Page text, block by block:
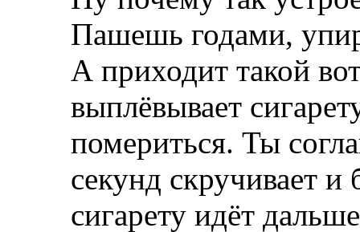
Пашешь годами,
А приходит такой
выплёвывает
помериться. Ты
секунд скручивает и
сигарету идёт